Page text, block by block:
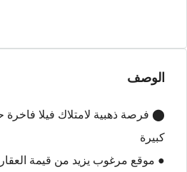
الوصف
⬤ فرصة ذهبية لامتلاك فيلا
كبيرة
● ⁠موقع مرغوب يزيد من قيمة